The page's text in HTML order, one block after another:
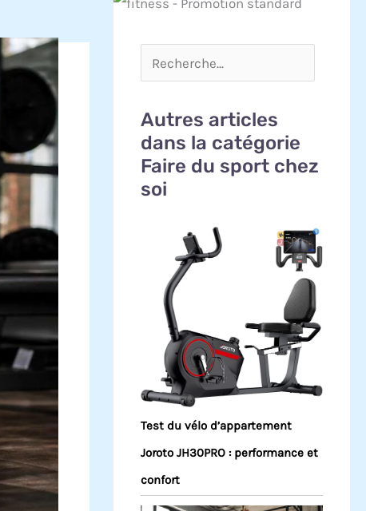
Autres articles
dans la catégorie
Faire du sport chez
soi
Test du vélo d’appartement
Joroto JH30PRO : performance et
confort